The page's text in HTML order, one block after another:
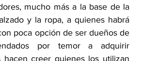
mucho más a la base de la
y la ropa, a quienes habrá
poca opción de ser dueños de
por temor a adquirir
hacen creer quienes los utilizan